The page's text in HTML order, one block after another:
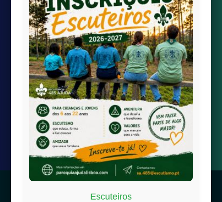
Quick links
Transmissão Online
Calendário Paroquial
Localização
 paroquiaAjudaLisboa@gmail.com
Largo da Boa-Hora à Ajuda
1300-100 Lisboa
© 2025 | Fabrica de Nossa Senhora da Ajuda –
Escuteiros